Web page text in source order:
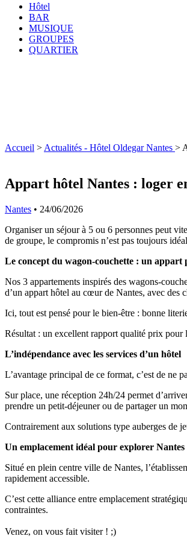
Hôtel
BAR
MUSIQUE
GROUPES
QUARTIER
Accueil > Actualités - Hôtel Oldegar Nantes >
Appart hôtel Nantes : loger
Nantes • 24/06/2026
Organiser un séjour à 5 ou 6 personnes peut
de groupe, le compromis n’est pas toujours
Le concept du wagon-couchette : un appart
Nos 3 appartements inspirés des wagons-
d’un appart hôtel au cœur de Nantes, avec des
Ici, tout est pensé pour le bien-être : bonne
Résultat : un excellent rapport qualité prix pour
L’indépendance avec les services d’un hôtel
L’avantage principal de ce format, c’est de ne
Sur place, une réception 24h/24 permet
prendre un petit-déjeuner ou de partager un
Contrairement aux solutions type auberges de
Un emplacement idéal pour explorer Nantes
Situé en plein centre ville de Nantes,
rapidement accessible.
C’est cette alliance entre emplacement
contraintes.
Venez, on vous fait visiter ! ;)